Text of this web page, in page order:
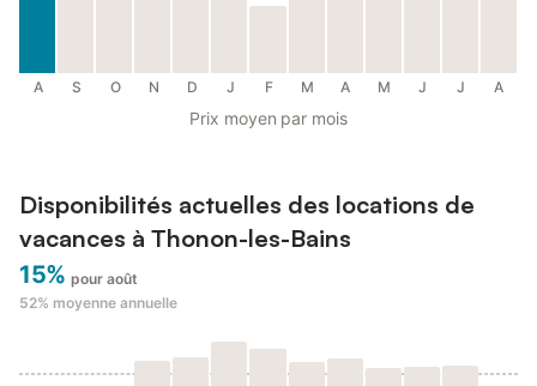
A S O N D J F M A M J J A
Prix moyen par mois
Disponibilités actuelles des locations de
vacances à Thonon-les-Bains
15% pour août
52% moyenne annuelle